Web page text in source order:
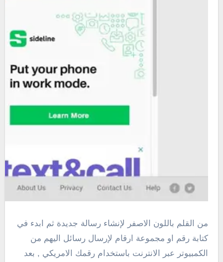
من القلم باللون الاصفر لإنشاء رسالة جديدة ثم ابدء في
كتابة رقم او مجموعة ارقام لإرسال رسائل اليهم من
الكمبيوتر عبر الانترنت باستخدام رقمك الامريكي , بعد